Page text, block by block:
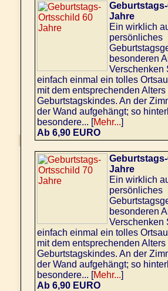
Jahre
Ein wirklich
persönliches
besonderen
Verschenken
einfach einmal ein tolles
mit dem entsprechenden Alters
Geburtstagskindes. An der
der Wand aufgehängt; so
besondere... [Mehr...]
Ab 6,90 EURO
Jahre
Ein wirklich
persönliches
besonderen
Verschenken
einfach einmal ein tolles
mit dem entsprechenden Alters
Geburtstagskindes. An der
der Wand aufgehängt; so
besondere... [Mehr...]
Ab 6,90 EURO